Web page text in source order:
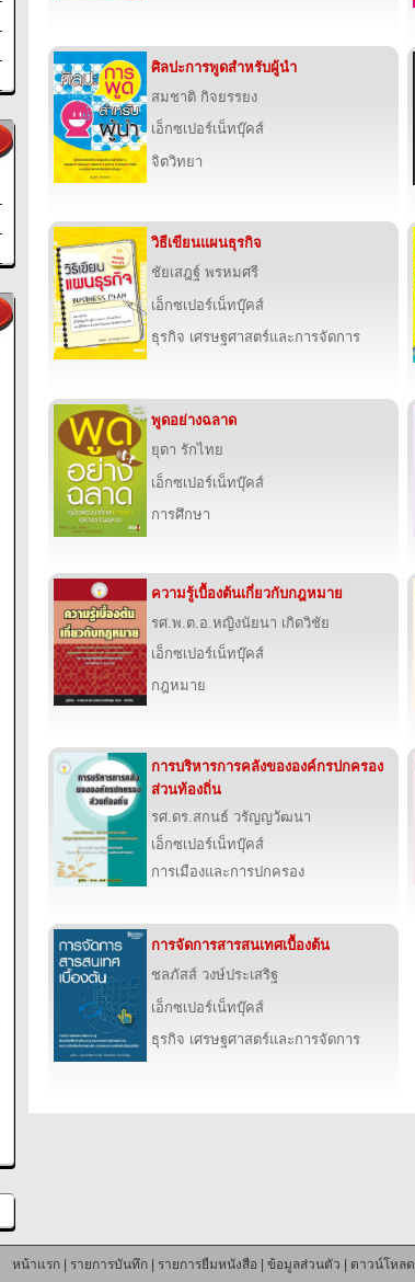
ศิลปะการพูดสำหรับผู้นำ
สมชาติ กิจยรรยง
เอ็กซเปอร์เน็ทบุ๊คส์
จิตวิทยา
วิธีเขียนแผนธุรกิจ
ชัยเสฎฐ์ พรหมศรี
เอ็กซเปอร์เน็ทบุ๊คส์
ธุรกิจ เศรษฐศาสตร์และการจัดการ
พูดอย่างฉลาด
ยุดา รักไทย
เอ็กซเปอร์เน็ทบุ๊คส์
การศึกษา
ความรู้เบื้องต้นเกี่ยวกับกฎหมาย
รศ.พ.ต.อ.หญิงนัยนา เกิดวิชัย
เอ็กซเปอร์เน็ทบุ๊คส์
กฎหมาย
การบริหารการคลังขององค์กรปกครอง
ส่วนท้องถิ่น
รศ.ดร.สกนธ์ วรัญญวัฒนา
เอ็กซเปอร์เน็ทบุ๊คส์
การเมืองและการปกครอง
การจัดการสารสนเทศเบื้องต้น
ชลภัสส์ วงษ์ประเสริฐ
เอ็กซเปอร์เน็ทบุ๊คส์
ธุรกิจ เศรษฐศาสตร์และการจัดการ
หน้าแรก| รายการบันทึก| รายการยืมหนังสือ ข้อมูลส่วนตัว ดาวน์โหลด